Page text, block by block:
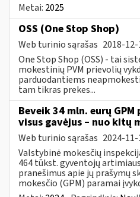
Metai: 2025
OSS (One Stop Shop)
Web turinio sąrašas 2018-12-
One Stop Shop (OSS) - tai
mokestinių PVM prievolių
parduodantiems
tam tikras prekes...
Beveik 34 mln. eurų
visus gavėjus – nuo kitų
Web turinio sąrašas 2024-11-
Valstybinė mokesčių
464 tūkst. gyventojų
pranešimus apie jų prašymų
mokesčio (GPM) paramai